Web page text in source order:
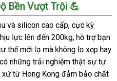
Bền Vượt Trội 💪
và silicon cao cấp, cực kỳ
lực lên đến 200kg, hỗ trợ bạn
thế mới lạ mà không lo xẹp hay
những trải nghiệm thật sự tự
xứ từ Hong Kong đảm bảo chất